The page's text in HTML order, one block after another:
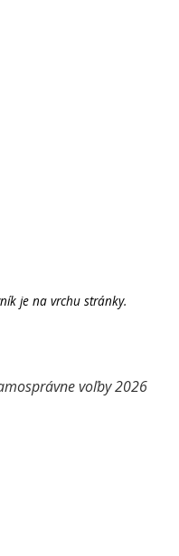
je na vrchu stránky.
voľby 2026